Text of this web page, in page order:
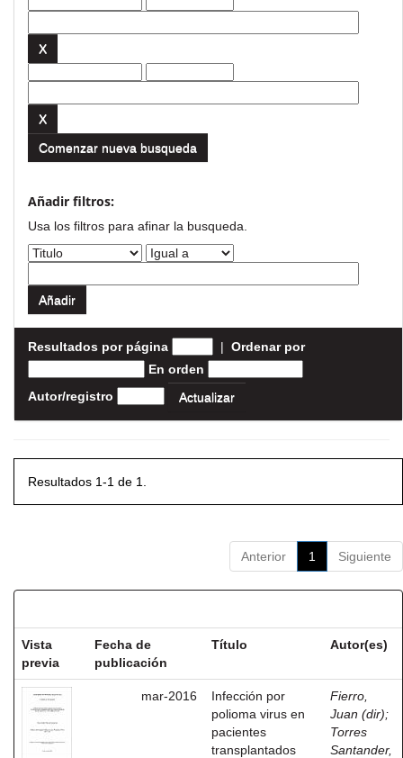
Comenzar nueva busqueda
Añadir filtros:
Usa los filtros para afinar la busqueda.
Resultados por página | Ordenar por
En orden
Autor/registro
Resultados 1-1 de 1.
Anterior 1 Siguiente
Vista
previa
Fecha de
publicación
Título Autor(es)
mar-2016
Infección por
polioma virus en
pacientes
transplantados
Fierro,
Juan (dir);
Torres
Santander,